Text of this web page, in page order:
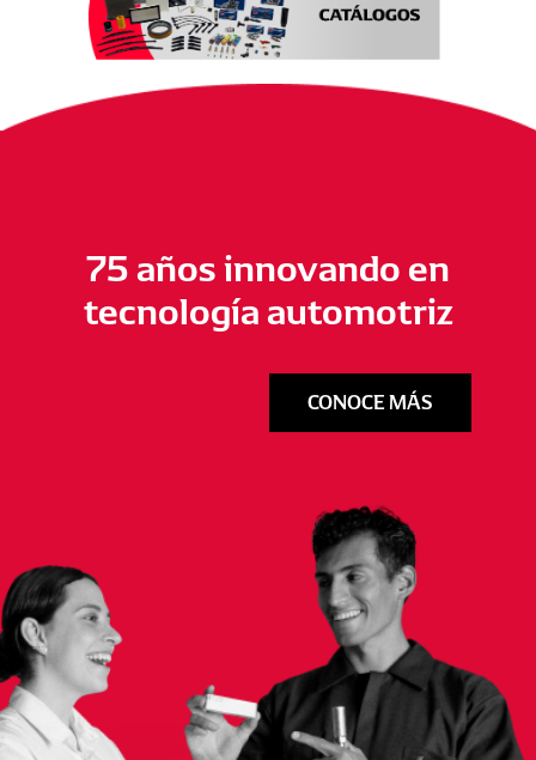
75 años innovando en
tecnología automotriz
CONOCE MÁS